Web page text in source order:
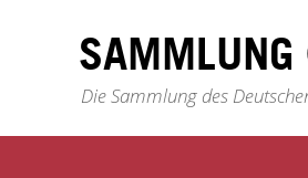
SAMMLUNG
Die Sammlung des